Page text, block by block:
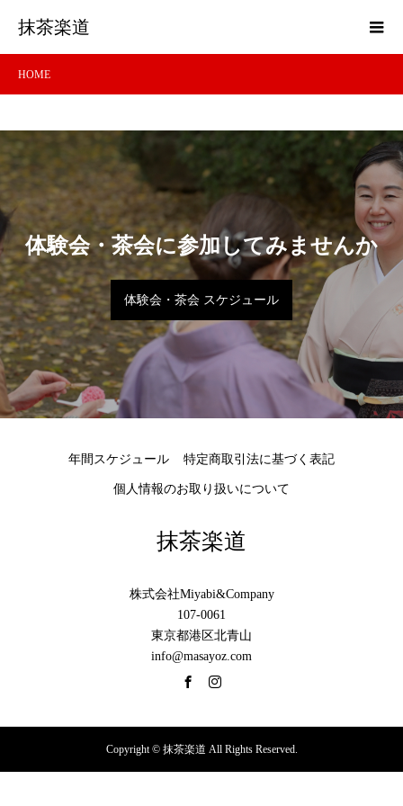
抹茶楽道
HOME
体験会・茶会に参加してみませんか
体験会・茶会 スケジュール
年間スケジュール 特定商取引法に基づく表記
個人情報のお取り扱いについて
抹茶楽道
株式会社Miyabi&Company
107-0061
東京都港区北青山
info@masayoz.com
Copyright © 抹茶楽道 All Rights Reserved.